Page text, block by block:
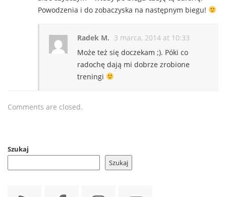
Powodzenia i do zobaczyska na następnym biegu!
Radek M. 3 marca, 2014 at 10:33
Może też się doczekam ;). Póki co
radochę dają mi dobrze zrobione
treningi
Comments are closed.
Szukaj
Szukaj